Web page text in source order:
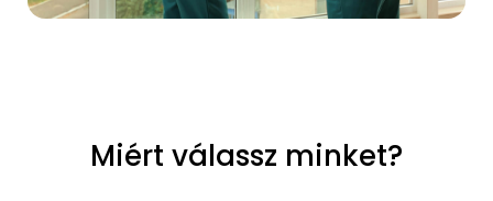
Miért válassz minket?